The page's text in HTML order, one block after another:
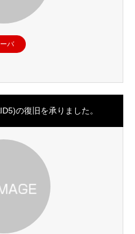
バ
の復旧を承りました。